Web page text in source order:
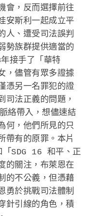
會，反而選擇前往
安斯利一起成立平
人、遭受司法誤判
勢族群提供適當的
接手了「華特
，儘管有眾多證據
憑另一名罪犯的證
司法正義的問題，
絡帶入，想儘速結
何，他們所見的只
帶有的原罪。本片
「SDG 16 和平、正
的關注，布萊恩在
的不公義，但憑藉
勇於挑戰司法體制
針引線的角色，積